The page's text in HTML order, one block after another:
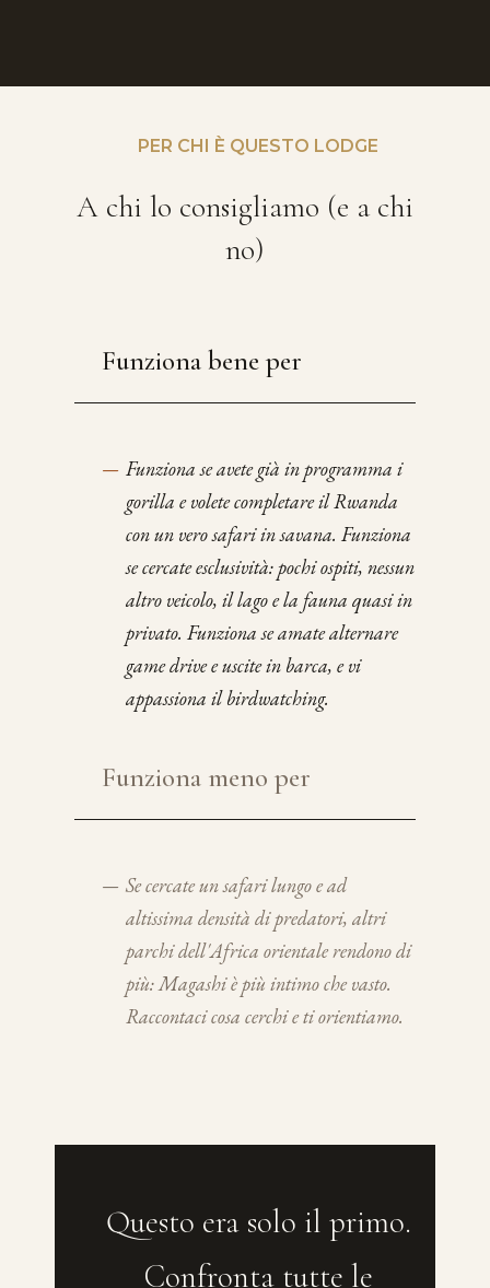
PER CHI È QUESTO LODGE
A chi lo consigliamo (e a chi
no)
Funziona bene per
— Funziona se avete già in programma i
gorilla e volete completare il Rwanda
con un vero safari in savana. Funziona
se cercate esclusività: pochi ospiti, nessun
altro veicolo, il lago e la fauna quasi in
privato. Funziona se amate alternare
game drive e uscite in barca, e vi
appassiona il birdwatching.
Funziona meno per
— Se cercate un safari lungo e ad
altissima densità di predatori, altri
parchi dell'Africa orientale rendono di
più: Magashi è più intimo che vasto.
Raccontaci cosa cerchi e ti orientiamo.
Questo era solo il primo.
Confronta tutte le